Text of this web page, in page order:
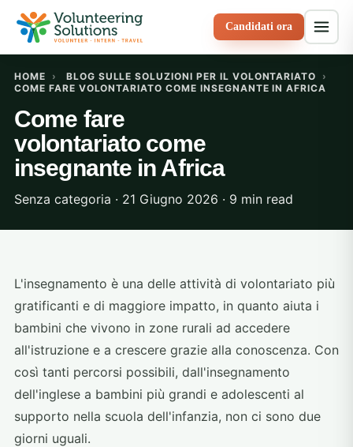
Candidati ora
HOME › BLOG SULLE SOLUZIONI PER IL VOLONTARIATO
›
COME FARE VOLONTARIATO COME INSEGNANTE IN AFRICA
Come fare
volontariato come
insegnante in Africa
Senza categoria · 21 Giugno 2026 · 9 min read
L'insegnamento è una delle attività di volontariato più
gratificanti e di maggiore impatto, in quanto aiuta i
bambini che vivono in zone rurali ad accedere
all'istruzione e a crescere grazie alla conoscenza. Con
così tanti percorsi possibili, dall'insegnamento
dell'inglese a bambini più grandi e adolescenti al
supporto nella scuola dell'infanzia, non ci sono due
giorni uguali.